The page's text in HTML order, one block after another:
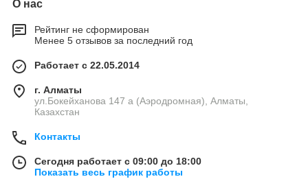
О нас
Рейтинг не сформирован
Менее 5 отзывов за последний год
Работает с 22.05.2014
г. Алматы
ул.Бокейханова 147 а (Аэродромная), Алматы,
Казахстан
Контакты
Сегодня работает с 09:00 до 18:00
Показать весь график работы